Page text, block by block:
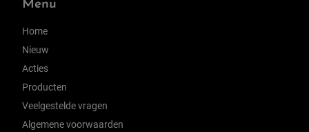
Menu
Home
Nieuw
Acties
Producten
Veelgestelde vragen
Algemene voorwaarden